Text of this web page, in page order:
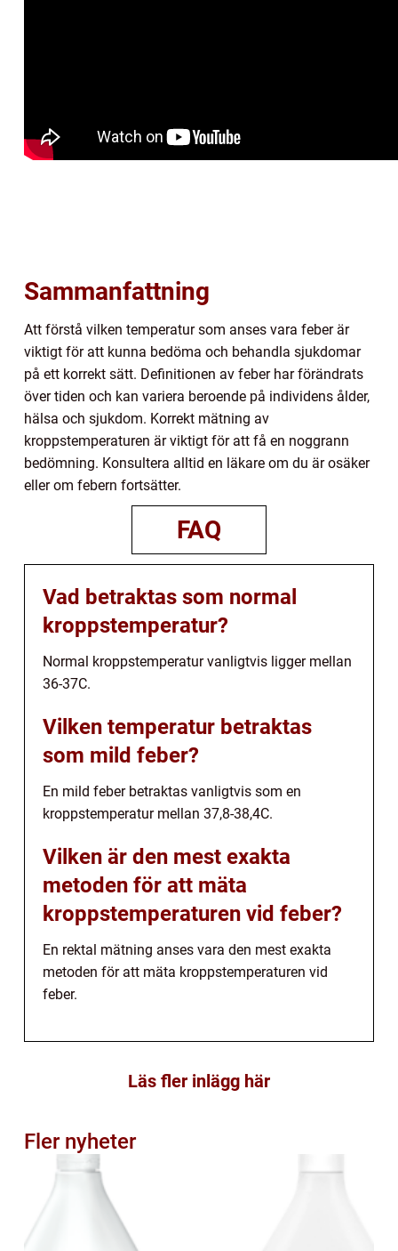
Sammanfattning
Att förstå vilken temperatur som anses vara feber är
viktigt för att kunna bedöma och behandla sjukdomar
på ett korrekt sätt. Definitionen av feber har förändrats
över tiden och kan variera beroende på individens ålder,
hälsa och sjukdom. Korrekt mätning av
kroppstemperaturen är viktigt för att få en noggrann
bedömning. Konsultera alltid en läkare om du är osäker
eller om febern fortsätter.
FAQ
Vad betraktas som normal
kroppstemperatur?
Normal kroppstemperatur vanligtvis ligger mellan
36-37C.
Vilken temperatur betraktas
som mild feber?
En mild feber betraktas vanligtvis som en
kroppstemperatur mellan 37,8-38,4C.
Vilken är den mest exakta
metoden för att mäta
kroppstemperaturen vid feber?
En rektal mätning anses vara den mest exakta
metoden för att mäta kroppstemperaturen vid
feber.
Läs fler inlägg här
Fler nyheter